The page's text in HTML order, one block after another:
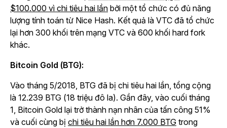
$100.000 vì chi tiêu hai lần bởi một tổ chức có đủ năng
lượng tính toán từ Nice Hash. Kết quả là VTC đã tổ chức
lại hơn 300 khối trên mạng VTC và 600 khối hard fork
khác.
Bitcoin Gold (BTG):
Vào tháng 5/2018, BTG đã bị chi tiêu hai lần, tổng cộng
là 12.239 BTG (18 triệu đô la). Gần đây, vào cuối tháng
1, Bitcoin Gold lại trở thành nạn nhân của tấn công 51%
và cuối cùng bị chi tiêu hai lần hơn 7.000 BTG trong